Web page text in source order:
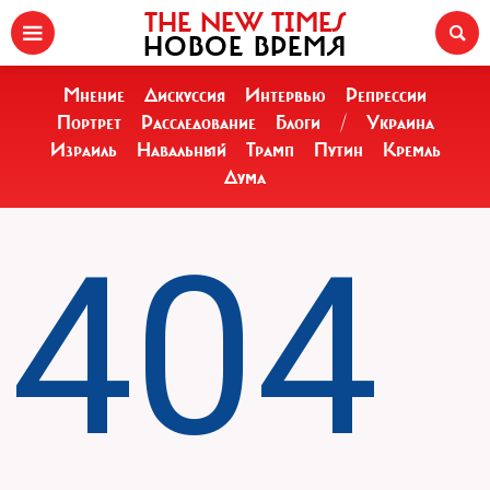
THE NEW TIMES
НОВОЕ ВРЕМЯ
Мнение Дискуссия Интервью
Репрессии
Портрет
Расследование Блоги /
Украина
Израиль
Навальный Трамп Путин
Кремль
Дума
404